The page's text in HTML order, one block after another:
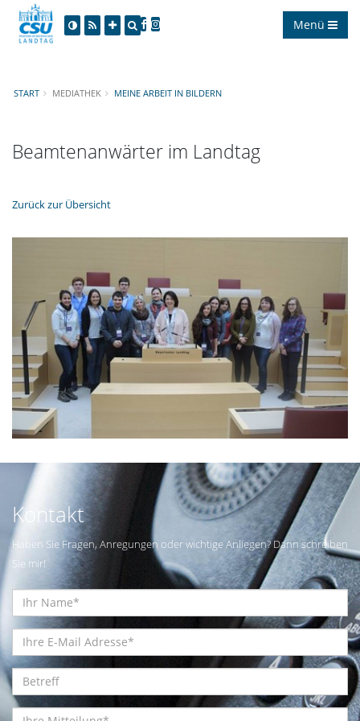
Menü
START MEDIATHEK MEINE ARBEIT IN BILDERN
Beamtenanwärter im Landtag
Zurück zur Übersicht
Kontakt
Haben Sie Fragen, Anregungen oder wichtige Anliegen? Dann schreiben
Sie mir!